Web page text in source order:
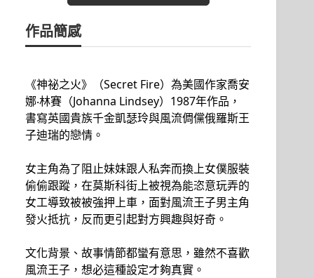
作品簡感
《神祕之火》（Secret Fire）為美國作家喬安
娜‧林賽（Johanna Lindsey）1987年作品，
書寫英國貴族千金凱瑟玲與風流倜儻俄羅斯王
子迪瑞的戀情。
女主角為了阻止妹妹跟人私奔而換上女僕服裝
偷偷跟蹤，在莫斯科街上被視為能恣意玩弄的
女工導致被被強押上車，面對風流王子男主角
發火抵抗，反而更引起對方興趣與好奇。
文化背景、故事情節都蠻有意思，雖然不喜歡
風流王子，想必這種設定才夠真實。